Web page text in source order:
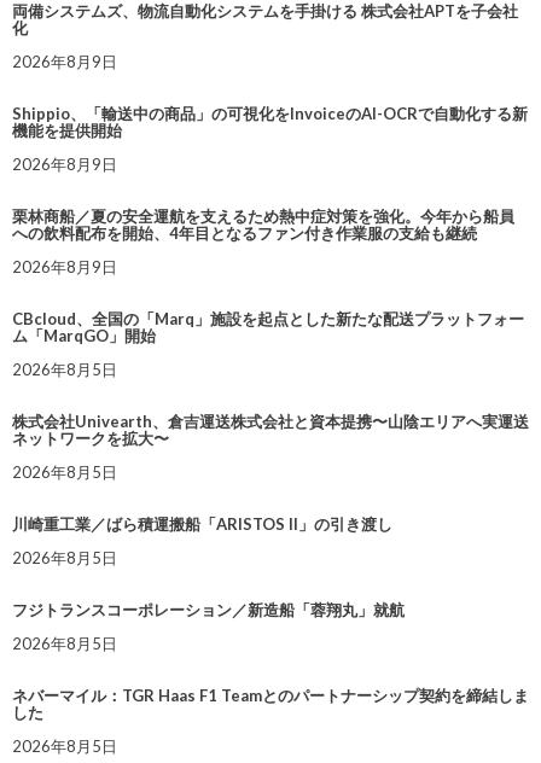
両備システムズ、物流自動化システムを手掛ける 株式会社APTを子会社
化
2026年8月9日
Shippio、「輸送中の商品」の可視化をInvoiceのAI-OCRで自動化する新
機能を提供開始
2026年8月9日
栗林商船／夏の安全運航を支えるため熱中症対策を強化。今年から船員
への飲料配布を開始、4年目となるファン付き作業服の支給も継続
2026年8月9日
CBcloud、全国の「Marq」施設を起点とした新たな配送プラットフォー
ム「MarqGO」開始
2026年8月5日
株式会社Univearth、倉吉運送株式会社と資本提携〜山陰エリアへ実運送
ネットワークを拡大〜
2026年8月5日
川崎重工業／ばら積運搬船「ARISTOS II」の引き渡し
2026年8月5日
フジトランスコーポレーション／新造船「蓉翔丸」就航
2026年8月5日
ネバーマイル：TGR Haas F1 Teamとのパートナーシップ契約を締結しま
した
2026年8月5日